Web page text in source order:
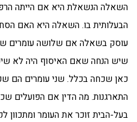
השאלה הנשאלת היא אם הייתה
הבעלותית בו. השאלה היא האם
עוסק בשאלה אם שלושה עומרים
שיש הנחה שאם האיסוף היה לא
כאן שכחה בכלל. שני עומרים הם
התארגנות. מה הדין אם הפועלים
בעל-הבית זוכר את העומר ומתכוון